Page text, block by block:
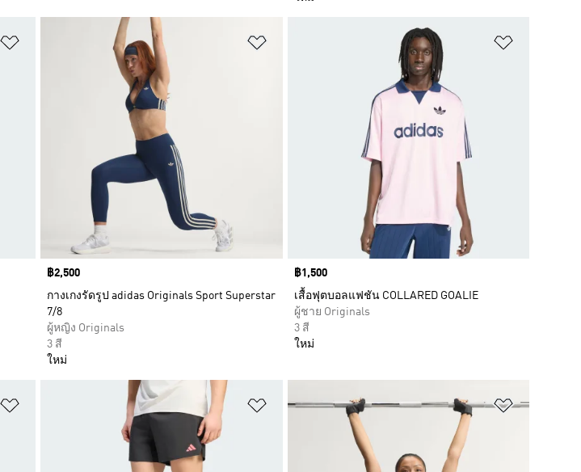
เพิ่มไปยังรายการสินค้าโปรด เพิ่มไปยังรายการสินค้าโปรด
Price
฿2,500
กางเกงรัดรูป adidas Originals Sport Superstar
7/8
ผู้หญิง Originals
3 สี
ใหม่
Price
฿1,500
เสื้อฟุตบอลแฟชัน COLLARED GOALIE
ผู้ชาย Originals
3 สี
ใหม่
เพิ่มไปยังรายการสินค้าโปรด เพิ่มไปยังรายการสินค้าโปรด เพิ่มไปยังร